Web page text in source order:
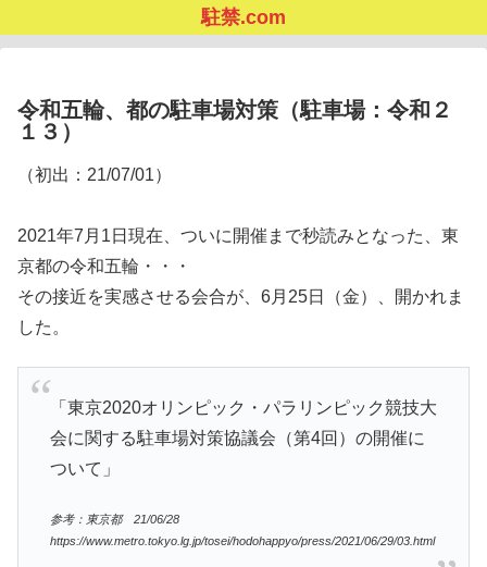
駐禁.com
令和五輪、都の駐車場対策（駐車場：令和２
１３）
（初出：21/07/01）
2021年7月1日現在、ついに開催まで秒読みとなった、東
京都の令和五輪・・・
その接近を実感させる会合が、6月25日（金）、開かれま
した。
「東京2020オリンピック・パラリンピック競技大
会に関する駐車場対策協議会（第4回）の開催に
ついて」
参考：東京都 21/06/28
https://www.metro.tokyo.lg.jp/tosei/hodohappyo/press/2021/06/29/03.html